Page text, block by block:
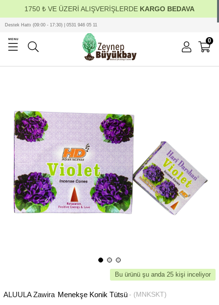
1750 ₺ VE ÜZERİ ALIŞVERİŞLERDE KARGO BEDAVA
MENU
Destek Hattı (09:00 - 17:30) | 0531 946 05 11
0
Bu ürünü şu anda 25 kişi inceliyor
ALUULA Zawira Menekşe Konik Tütsü (MNKSKT)